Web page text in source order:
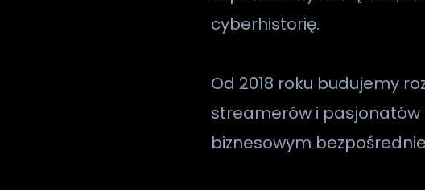
cyberhistorię.
Od 2018 roku budujemy
streamerów i
biznesowym